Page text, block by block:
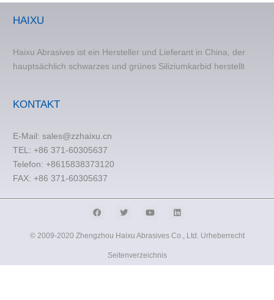
HAIXU
Haixu Abrasives ist ein Hersteller und Lieferant in China, der
hauptsächlich schwarzes und grünes Siliziumkarbid herstellt
KONTAKT
E-Mail: sales@zzhaixu.cn
TEL: +86 371-60305637
Telefon: +8615838373120
FAX: +86 371-60305637
© 2009-2020 Zhengzhou Haixu Abrasives Co., Ltd. Urheberrecht
Seitenverzeichnis